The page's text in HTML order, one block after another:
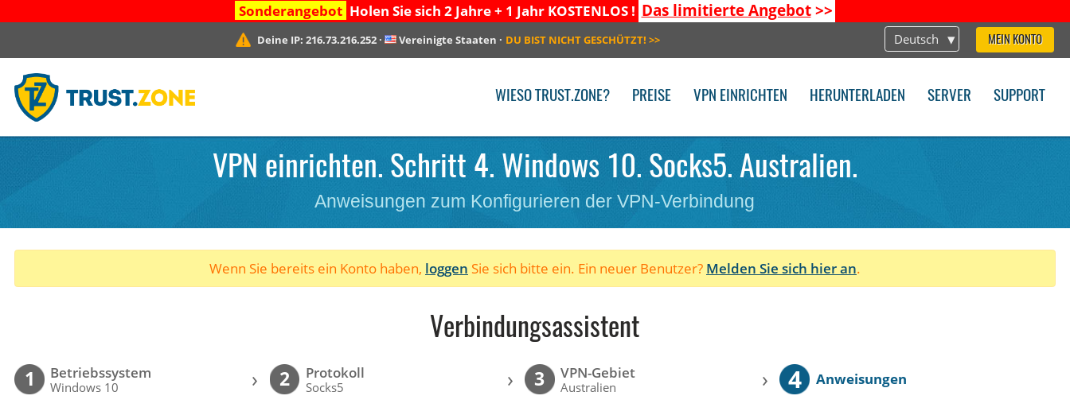
Sonderangebot Holen Sie sich 2 Jahre + 1 Jahr KOSTENLOS ! Das limitierte Angebot>>
Deutsch MEIN KONTO
Deine IP: 216.73.216.252· Vereinigte Staaten · DU BIST NICHT GESCHÜTZT! >>
WIESO TRUST.ZONE? PREISE VPN EINRICHTEN HERUNTERLADEN SERVER SUPPORT
VPN einrichten. Schritt 4. Windows 10. Socks5. Australien.
Anweisungen zum Konfigurieren der VPN-Verbindung
Wenn Sie bereits ein Konto haben, loggen Sie sich bitte ein. Ein neuer Benutzer? Melden Sie sich hier an.
Verbindungsassistent
1 Betriebssystem
Windows 10 › 2 Protokoll
Socks5 › 3 VPN-Gebiet
Australien › 4 Anweisungen